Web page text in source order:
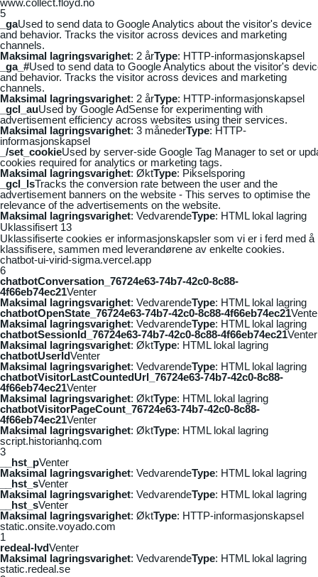
5
_gaUsed to send data to Google Analytics about the visitor's device
and behavior. Tracks the visitor across devices and marketing
channels.
Maksimal lagringsvarighet: 2 årType: HTTP-informasjonskapsel
_ga_#Used to send data to Google Analytics about the visitor's
and behavior. Tracks the visitor across devices and marketing
channels.
Maksimal lagringsvarighet: 2 årType: HTTP-informasjonskapsel
_gcl_auUsed by Google AdSense for experimenting with
advertisement efficiency across websites using their services.
Maksimal lagringsvarighet: 3 månederType: HTTP-
informasjonskapsel
_/set_cookieUsed by server-side Google Tag Manager to set or
cookies required for analytics or marketing tags.
Maksimal lagringsvarighet: ØktType: Pikselsporing
_gcl_lsTracks the conversion rate between the user and the
advertisement banners on the website - This serves to optimise the
relevance of the advertisements on the website.
Maksimal lagringsvarighet: VedvarendeType: HTML lokal lagring
Uklassifisert 13
Uklassifiserte cookies er informasjonskapsler som vi er i ferd med å
klassifisere, sammen med leverandørene av enkelte cookies.
chatbot-ui-virid-sigma.vercel.app
6
chatbotConversation_76724e63-74b7-42c0-8c88-
4f66eb74ec21Venter
Maksimal lagringsvarighet: VedvarendeType: HTML lokal lagring
chatbotOpenState_76724e63-74b7-42c0-8c88-4f66eb74ec21
Maksimal lagringsvarighet: VedvarendeType: HTML lokal lagring
chatbotSessionId_76724e63-74b7-42c0-8c88-4f66eb74ec21Venter
Maksimal lagringsvarighet: ØktType: HTML lokal lagring
chatbotUserIdVenter
Maksimal lagringsvarighet: VedvarendeType: HTML lokal lagring
chatbotVisitorLastCountedUrl_76724e63-74b7-42c0-8c88-
4f66eb74ec21Venter
Maksimal lagringsvarighet: ØktType: HTML lokal lagring
chatbotVisitorPageCount_76724e63-74b7-42c0-8c88-
4f66eb74ec21Venter
Maksimal lagringsvarighet: ØktType: HTML lokal lagring
script.historianhq.com
3
__hst_pVenter
Maksimal lagringsvarighet: VedvarendeType: HTML lokal lagring
__hst_sVenter
Maksimal lagringsvarighet: VedvarendeType: HTML lokal lagring
__hst_sVenter
Maksimal lagringsvarighet: ØktType: HTTP-informasjonskapsel
static.onsite.voyado.com
1
redeal-lvdVenter
Maksimal lagringsvarighet: VedvarendeType: HTML lokal lagring
static.redeal.se